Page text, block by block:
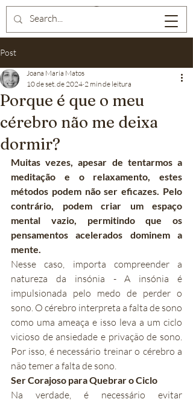
Post
Porque é que o meu
cérebro não me deixa
dormir?
Joana Maria Matos
10 de set. de 2024 2 min de leitura
Muitas vezes, apesar de tentarmos a
meditação e o relaxamento, estes
métodos podem não ser eficazes. Pelo
contrário, podem criar um espaço
mental vazio, permitindo que os
pensamentos acelerados dominem a
mente.
Nesse caso, importa compreender a
natureza da insónia - A insónia é
impulsionada pelo medo de perder o
sono. O cérebro interpreta a falta de sono
como uma ameaça e isso leva a um ciclo
vicioso de ansiedade e privação de sono.
Por isso, é necessário treinar o cérebro a
não temer a falta de sono.
Ser Corajoso para Quebrar o Ciclo
Na verdade, é necessário evitar